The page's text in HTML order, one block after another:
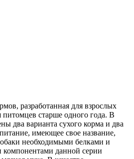
разработанная для взрослых
питомцев старше одного года. В
два варианта сухого корма и два
имеющее свое название,
необходимыми белками и
данной серии